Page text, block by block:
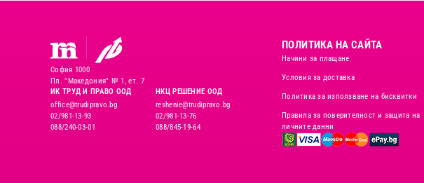
София 1000
Пл. "Македония" № 1, ет. 7
ИК ТРУД И ПРАВО ООД
office@trudipravo.bg
02/981-13-93
088/240-03-01
НКЦ РЕШЕНИЕ ООД
reshenie@trudipravo.bg
02/981-13-76
088/845-19-64
ПОЛИТИКА НА САЙТА
Начини за плащане
Условия за доставка
Политика за използване на бисквитки
Правила за поверителност и защита на
личните данни